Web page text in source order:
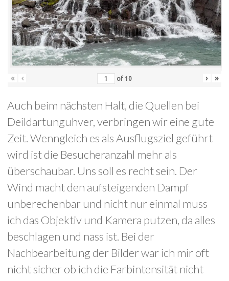
« ‹ of 10 › »
Auch beim nächsten Halt, die Quellen bei
Deildartunguhver, verbringen wir eine gute
Zeit. Wenngleich es als Ausflugsziel geführt
wird ist die Besucheranzahl mehr als
überschaubar. Uns soll es recht sein. Der
Wind macht den aufsteigenden Dampf
unberechenbar und nicht nur einmal muss
ich das Objektiv und Kamera putzen, da alles
beschlagen und nass ist. Bei der
Nachbearbeitung der Bilder war ich mir oft
nicht sicher ob ich die Farbintensität nicht